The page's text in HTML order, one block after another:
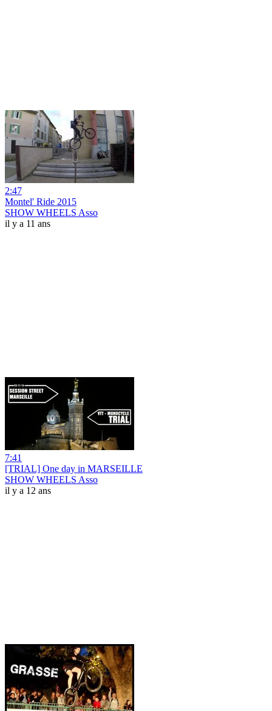
2:47
Montel' Ride 2015
SHOW WHEELS Asso
il y a 11 ans
7:41
[TRIAL] One day in MARSEILLE
SHOW WHEELS Asso
il y a 12 ans